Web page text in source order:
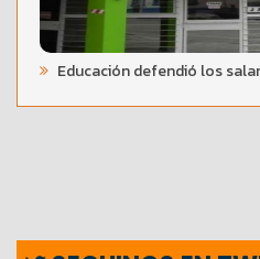
Educación defendió los